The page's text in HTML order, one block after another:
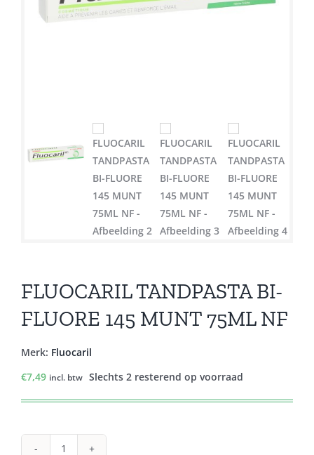
FLUOCARIL TANDPASTA BI-
FLUORE 145 MUNT 75ML NF
Merk: Fluocaril
€7,49 incl. btw Slechts 2 resterend op voorraad